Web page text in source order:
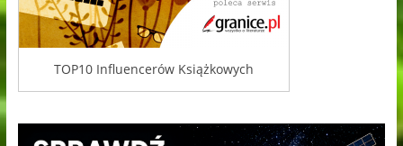
TOP10 Influencerów Książkowych